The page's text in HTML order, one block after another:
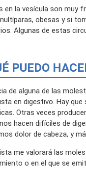
en la vesícula son muy
obesas y si
Algunas de estas
PUEDO
de alguna de las
en digestivo. Hay
Otras veces
hacen difíciles de
dolor de cabeza, y
me valorará las
o en el que se